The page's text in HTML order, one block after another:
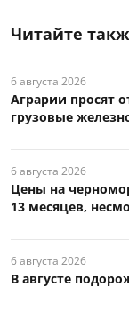
Читайте
6 августа 2026
Аграрии просят
грузовые
6 августа 2026
Цены на
13 месяцев,
6 августа 2026
В августе